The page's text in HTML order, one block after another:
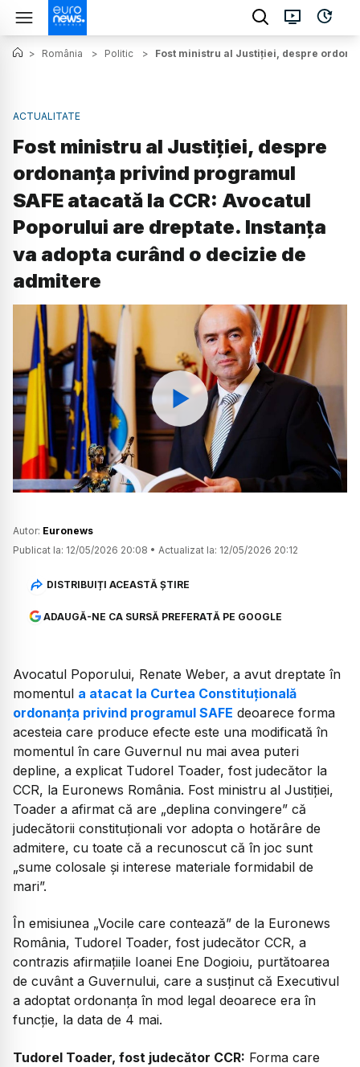
> România > Politic > Fost ministru al Justiției, despre
ACTUALITATE
Fost ministru al Justiției, despre
ordonanța privind programul
SAFE atacată la CCR: Avocatul
Poporului are dreptate. Instanța
va adopta curând o decizie de
admitere
Watch
Autor: Euronews
Publicat la: 12/05/2026 20:08 • Actualizat la: 12/05/2026 20:12
DISTRIBUIȚI ACEASTĂ ȘTIRE
ADAUGĂ-NE CA SURSĂ PREFERATĂ PE GOOGLE
Avocatul Poporului, Renate Weber, a avut dreptate în
momentul a atacat la Curtea Constituțională
ordonanța privind programul SAFE deoarece forma
acesteia care produce efecte este una modificată în
momentul în care Guvernul nu mai avea puteri
depline, a explicat Tudorel Toader, fost judecător la
CCR, la Euronews România. Fost ministru al Justiției,
Toader a afirmat că are „deplina convingere” că
judecătorii constituționali vor adopta o hotărâre de
admitere, cu toate că a recunoscut că în joc sunt
„sume colosale și interese materiale formidabil de
mari”.
În emisiunea „Vocile care contează” de la Euronews
România, Tudorel Toader, fost judecător CCR, a
contrazis afirmațiile Ioanei Ene Dogioiu, purtătoarea
de cuvânt a Guvernului, care a susținut că Executivul
a adoptat ordonanța în mod legal deoarece era în
funcție, la data de 4 mai.
Tudorel Toader, fost judecător CCR: Forma care